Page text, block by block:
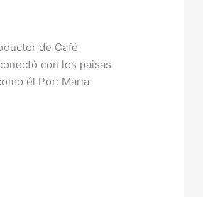
de Café
con los paisas
él Por: Maria